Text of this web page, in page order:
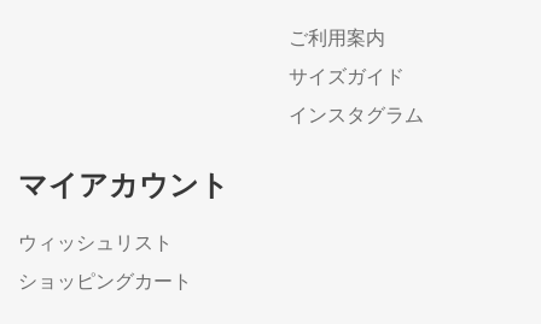
ご利用案内
サイズガイド
インスタグラム
マイアカウント
ウィッシュリスト
ショッピングカート